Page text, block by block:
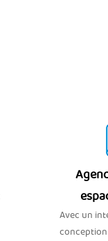
Avec un
conception